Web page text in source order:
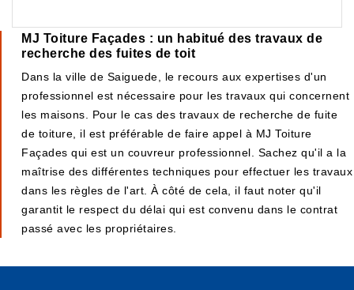
MJ Toiture Façades : un habitué des travaux de
recherche des fuites de toit
Dans la ville de Saiguede, le recours aux expertises d'un
professionnel est nécessaire pour les travaux qui concernent
les maisons. Pour le cas des travaux de recherche de fuite
de toiture, il est préférable de faire appel à MJ Toiture
Façades qui est un couvreur professionnel. Sachez qu'il a la
maîtrise des différentes techniques pour effectuer les travaux
dans les règles de l'art. À côté de cela, il faut noter qu'il
garantit le respect du délai qui est convenu dans le contrat
passé avec les propriétaires.